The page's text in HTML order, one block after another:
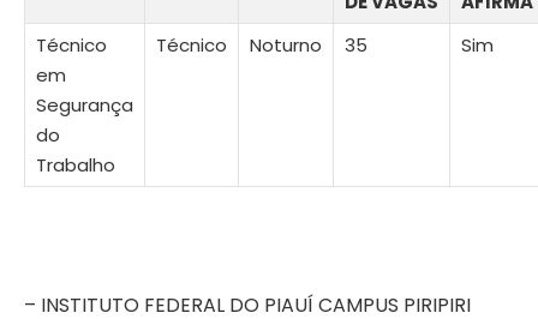
Técnico
em
Segurança
do
Trabalho
Técnico Noturno 35 Sim
– INSTITUTO FEDERAL DO PIAUÍ CAMPUS PIRIPIRI